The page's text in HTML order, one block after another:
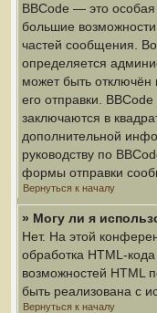
BBCode — это
большие
частей сообщения.
определяется
может быть
его отправки.
заключаются в
дополнительной
руководству по
формы отправки
Вернуться к началу
» Могу ли я
Нет. На этой
обработка HTML-
возможностей HTML
быть реализована с
Вернуться к началу